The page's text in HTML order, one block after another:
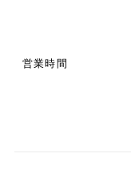
営業時間